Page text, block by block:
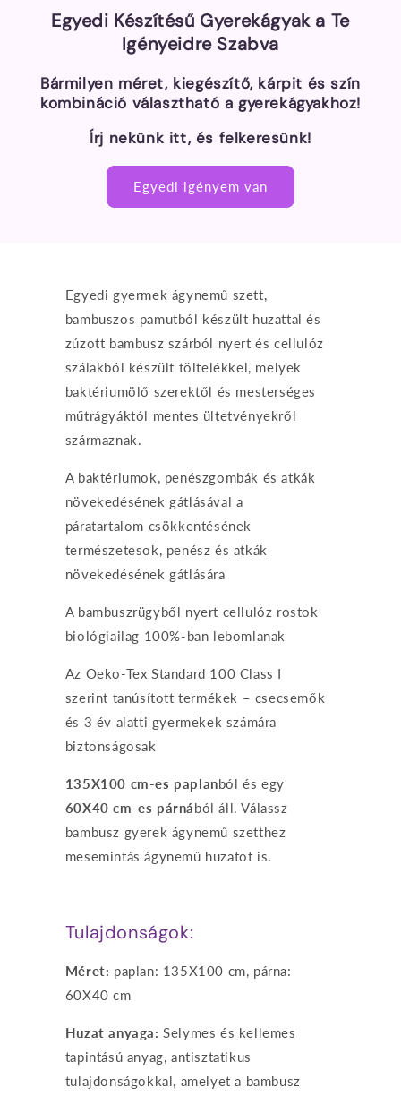
Egyedi Készítésű Gyerekágyak a Te
Igényeidre Szabva
Bármilyen méret, kiegészítő, kárpit és szín
kombináció választható a gyerekágyakhoz!
Írj nekünk itt, és felkeresünk!
Egyedi igényem van
Egyedi gyermek ágynemű szett,
bambuszos pamutból készült huzattal és
zúzott bambusz szárból nyert és cellulóz
szálakból készült töltelékkel, melyek
baktériumölő szerektől és mesterséges
műtrágyáktól mentes ültetvényekről
származnak.
A baktériumok, penészgombák és atkák
növekedésének gátlásával a
páratartalom csökkentésének
természetesok, penész és atkák
növekedésének gátlására
A bambuszrügyből nyert cellulóz rostok
biológiailag 100%-ban lebomlanak
Az Oeko-Tex Standard 100 Class I
szerint tanúsított termékek – csecsemők
és 3 év alatti gyermekek számára
biztonságosak
135X100 cm-es paplanból és egy
60X40 cm-es párnából áll. Válassz
bambusz gyerek ágynemű szetthez
mesemintás ágynemű huzatot is.
Tulajdonságok:
Méret: paplan: 135X100 cm, párna:
60X40 cm
Huzat anyaga: Selymes és kellemes
tapintású anyag, antisztatikus
tulajdonságokkal, amelyet a bambusz